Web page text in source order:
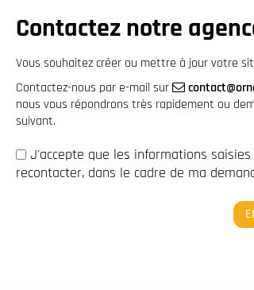
Contactez notre
Vous souhaitez créer ou mettre à jour votre
Contactez-nous par e-mail sur
nous vous répondrons très rapidement ou
suivant.
J'accepte que les informations
recontacter, dans le cadre de ma